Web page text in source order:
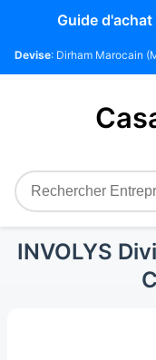
Guide
Devise: Dirham Marocain
INVOLYS